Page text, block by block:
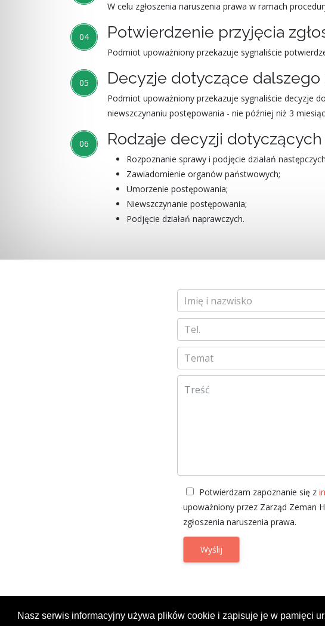
Nasz serwis informacyjny używa plików cookie i zapisuje je w pamięci
W celu zgłoszenia naruszenia prawa w ramach
04 Potwierdzenie przyjęcia
Podmiot upoważniony przekazuje sygnaliście
05 Decyzje dotyczące
Podmiot upoważniony przekazuje sygnaliście decyzje
niewszczynaniu postępowania - nie później niż 3
06 Rodzaje decyzji
Rozpoznanie sprawy i podjęcie działań
Zawiadomienie organów państwowych;
Umorzenie postępowania;
Niewszczynanie postępowania;
Podjęcie działań naprawczych.
Potwierdzam zapoznanie się z
upoważniony przez Zarząd Zeman
zgłoszenia naruszenia prawa.
Wyślij